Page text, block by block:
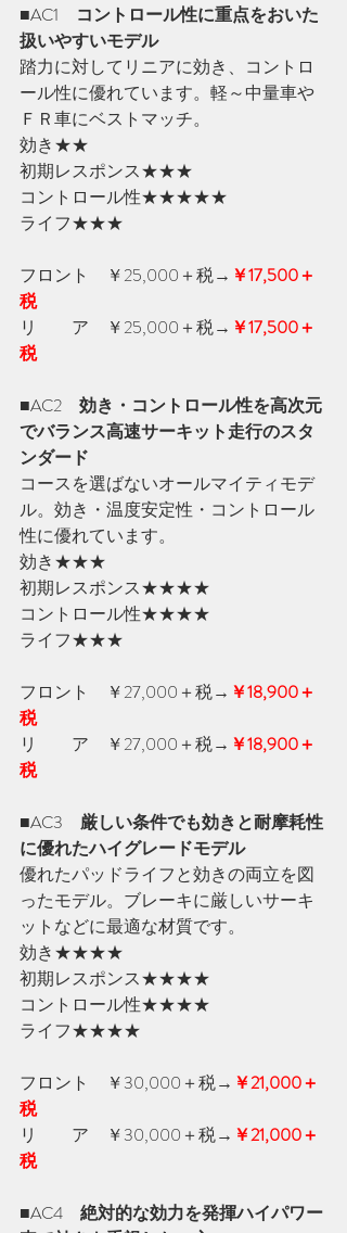
■AC1 コントロール性に重点をおいた
扱いやすいモデル
踏力に対してリニアに効き、コントロ
ール性に優れています。軽～中量車や
ＦＲ車にベストマッチ。
効き★★
初期レスポンス★★★
コントロール性★★★★★
ライフ★★★
フロント　￥25,000＋税→ ￥17,500＋
税
リ　　ア　￥25,000＋税→ ￥17,500＋
税
■AC2 効き・コントロール性を高次元
でバランス高速サーキット走行のスタ
ンダード
コースを選ばないオールマイティモデ
ル。効き・温度安定性・コントロール
性に優れています。
効き★★★
初期レスポンス★★★★
コントロール性★★★★
ライフ★★★
フロント　￥27,000＋税→ ￥18,900＋
税
リ　　ア　￥27,000＋税→ ￥18,900＋
税
■AC3 厳しい条件でも効きと耐摩耗性
に優れたハイグレードモデル
優れたパッドライフと効きの両立を図
ったモデル。ブレーキに厳しいサーキ
ットなどに最適な材質です。
効き★★★★
初期レスポンス★★★★
コントロール性★★★★
ライフ★★★★
フロント　￥30,000＋税→ ￥21,000＋
税
リ　　ア　￥30,000＋税→ ￥21,000＋
税
■AC4 絶対的な効力を発揮ハイパワー